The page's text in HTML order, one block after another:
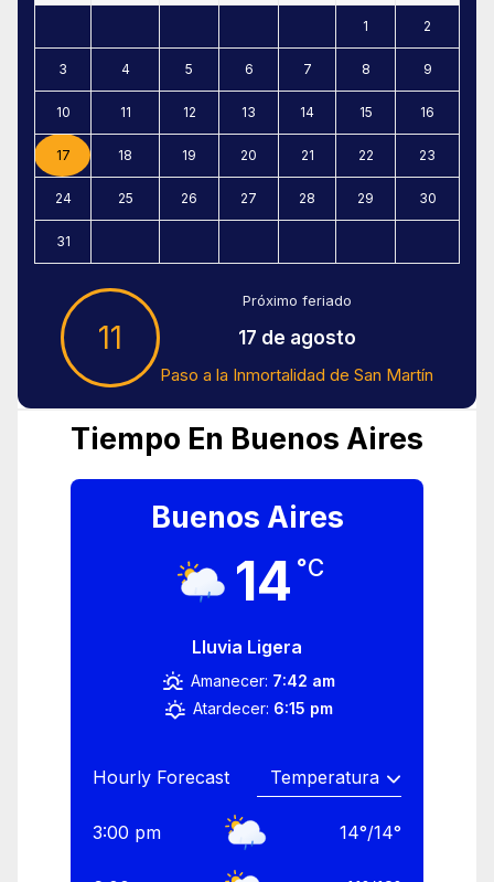
1 2
3 4 5 6 7 8 9
10 11 12 13 14 15 16
17 18 19 20 21 22 23
24 25 26 27 28 29 30
31
11
Próximo feriado
17 de agosto
Paso a la Inmortalidad de San Martín
Tiempo En Buenos Aires
Buenos Aires
14 °C
Lluvia Ligera
Amanecer: 7:42 am
Atardecer: 6:15 pm
Hourly Forecast
3:00 pm 14°/14°